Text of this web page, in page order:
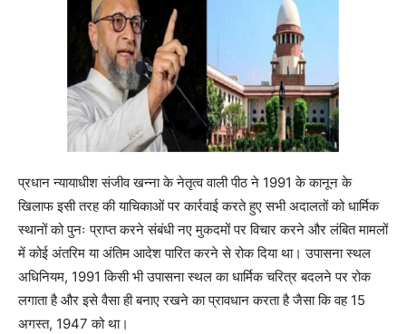
प्रधान न्यायाधीश संजीव खन्ना के नेतृत्व वाली पीठ ने 1991 के कानून के
खिलाफ इसी तरह की याचिकाओं पर कार्रवाई करते हुए सभी अदालतों को धार्मिक
स्थानों को पुनः प्राप्त करने संबंधी नए मुकदमों पर विचार करने और लंबित मामलों
में कोई अंतरिम या अंतिम आदेश पारित करने से रोक दिया था। उपासना स्थल
अधिनियम, 1991 किसी भी उपासना स्थल का धार्मिक चरित्र बदलने पर रोक
लगाता है और इसे वैसा ही बनाए रखने का प्रावधान करता है जैसा कि वह 15
अगस्त, 1947 को था।